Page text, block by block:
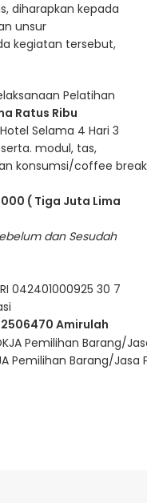
diharapkan kepada
unsur
kegiatan tersebut,
Pelatihan
Ratus Ribu
Selama 4 Hari 3
modul, tas,
konsumsi/coffee break
( Tiga Juta Lima
dan Sesudah
042401000925 30 7
Amirulah
Pemilihan Barang/Jasa